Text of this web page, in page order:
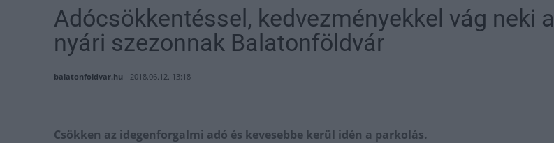
Adócsökkentéssel, kedvezményekkel vág neki a
nyári szezonnak Balatonföldvár
balatonfoldvar.hu 2018.06.12. 13:18
Csökken az idegenforgalmi adó és kevesebbe kerül idén a parkolás.